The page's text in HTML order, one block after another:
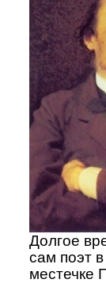
Долгое
сам поэт
местечке